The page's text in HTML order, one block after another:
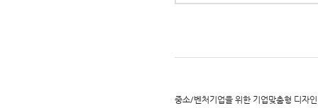
중소/벤처기업을 위한 기업맞춤형 디자